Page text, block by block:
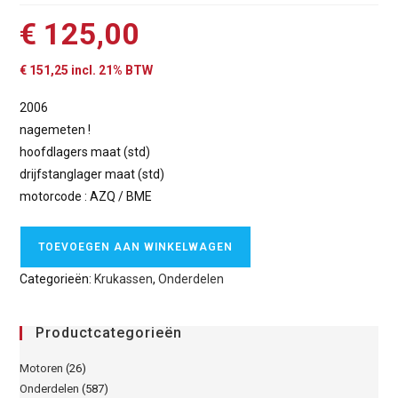
€ 125,00
€ 151,25 incl. 21% BTW
2006
nagemeten !
hoofdlagers maat (std)
drijfstanglager maat (std)
motorcode : AZQ / BME
TOEVOEGEN AAN WINKELWAGEN
Categorieën:Krukassen,Onderdelen
Productcategorieën
Motoren (26)
Onderdelen (587)